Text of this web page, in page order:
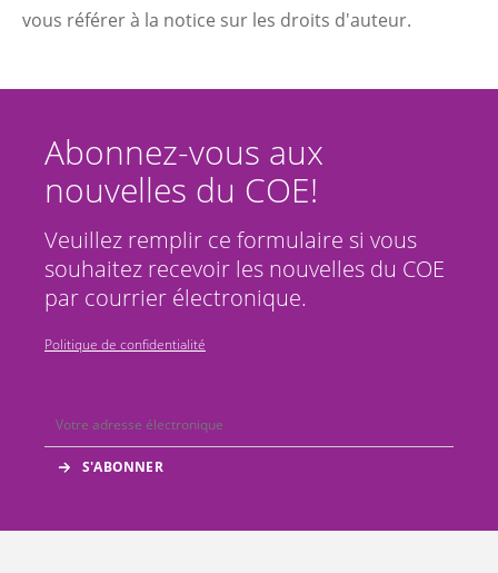
vous référer à la notice sur les droits d'auteur.
Abonnez-vous aux
nouvelles du COE!
Veuillez remplir ce formulaire si vous
souhaitez recevoir les nouvelles du COE
par courrier électronique.
Politique de confidentialité